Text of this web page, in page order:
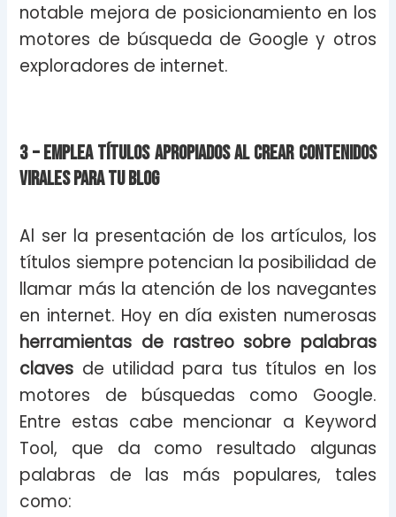
notable mejora de posicionamiento en los
motores de búsqueda de Google y otros
exploradores de internet.
3 – Emplea títulos apropiados al crear contenidos
virales para tu blog
Al ser la presentación de los artículos, los
títulos siempre potencian la posibilidad de
llamar más la atención de los navegantes
en internet. Hoy en día existen numerosas
herramientas de rastreo sobre palabras
claves de utilidad para tus títulos en los
motores de búsquedas como Google.
Entre estas cabe mencionar a Keyword
Tool, que da como resultado algunas
palabras de las más populares, tales
como: